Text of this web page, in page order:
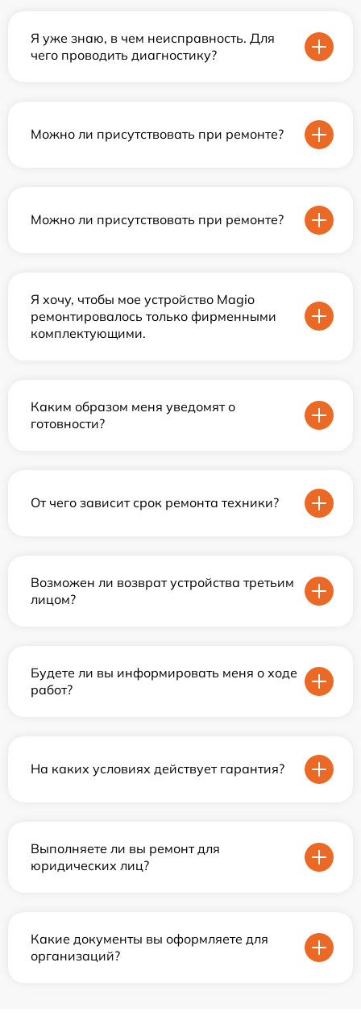
Я уже знаю, в чем неисправность. Для
чего проводить диагностику?
Можно ли присутствовать при ремонте?
Можно ли присутствовать при ремонте?
Я хочу, чтобы мое устройство Magio
ремонтировалось только фирменными
комплектующими.
Каким образом меня уведомят о
готовности?
От чего зависит срок ремонта техники?
Возможен ли возврат устройства третьим
лицом?
Будете ли вы информировать меня о ходе
работ?
На каких условиях действует гарантия?
Выполняете ли вы ремонт для
юридических лиц?
Какие документы вы оформляете для
организаций?